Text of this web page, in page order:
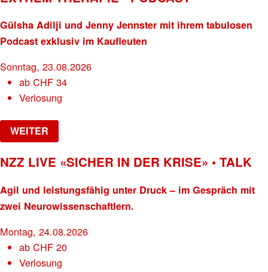
Gülsha Adilji und Jenny Jennster mit ihrem tabulosen
Podcast exklusiv im Kaufleuten
Sonntag, 23.08.2026
abCHF 34
Verlosung
WEITER
NZZ LIVE «SICHER IN DER KRISE» • TALK
Agil und leistungsfähig unter Druck – im Gespräch mit
zwei Neurowissenschaftlern.
Montag, 24.08.2026
abCHF 20
Verlosung